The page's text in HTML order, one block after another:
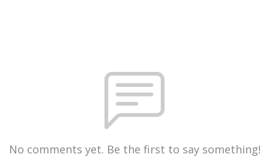
No comments yet. Be the first to say something!